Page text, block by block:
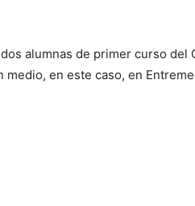
alumnas de primer curso del
en este caso, en